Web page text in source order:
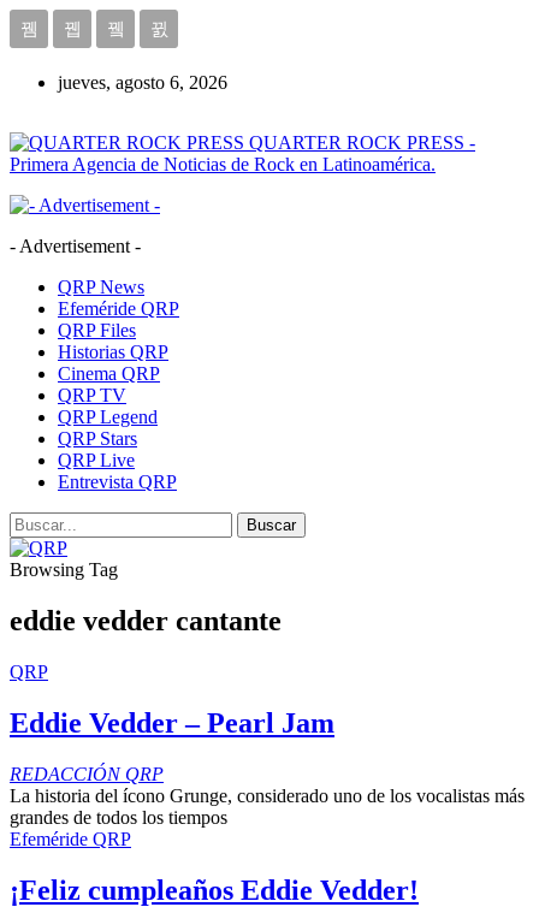
jueves, agosto 6, 2026
QUARTER ROCK PRESS -
Primera Agencia de Noticias de Rock en Latinoamérica.
- Advertisement -
QRP News
Efeméride QRP
QRP Files
Historias QRP
Cinema QRP
QRP TV
QRP Legend
QRP Stars
QRP Live
Entrevista QRP
Browsing Tag
eddie vedder cantante
QRP
Eddie Vedder – Pearl Jam
REDACCIÓN QRP
La historia del ícono Grunge, considerado uno de los vocalistas más
grandes de todos los tiempos
Efeméride QRP
¡Feliz cumpleaños Eddie Vedder!